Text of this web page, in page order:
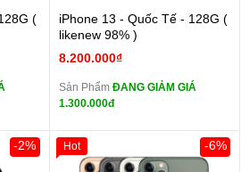
(
iPhone 13 - Quốc Tế - 128G (
likenew 98% )
8.200.000₫
Sản Phẩm ĐANG GIẢM GIÁ
1.300.000đ
-2% -6%
Hot